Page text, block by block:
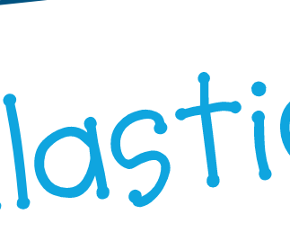
Etichette adesive rotonde"Progetta i Tuoi" prodotti